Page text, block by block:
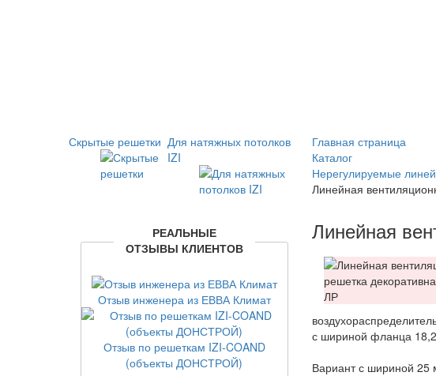
Линейная
с шириной фланца
Вариант с шириной
Главная страница
Каталог
Нерегулируемые
Линейная
Скрытые решетки Для натяжных потолков
IZI
РЕАЛЬНЫЕ
ОТЗЫВЫ КЛИЕНТОВ
Отзыв инженера из ЕВВА Климат
Отзыв по решеткам IZI-COAND
(объекты ДОНСТРОЙ)